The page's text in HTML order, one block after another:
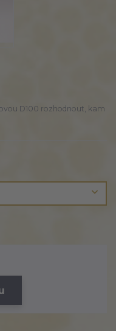
D100 rozhodnout, kam